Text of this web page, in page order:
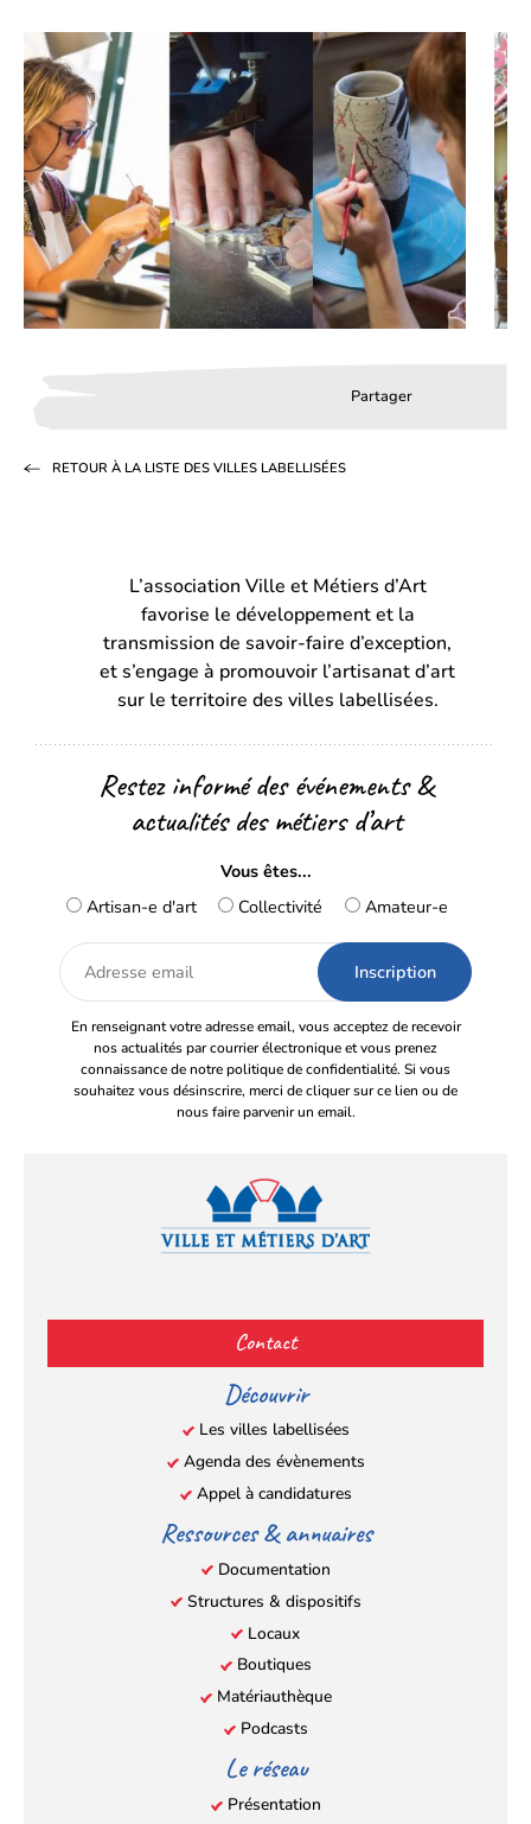
Partager
un
onglet)onglet)
RETOUR À LA LISTE DES VILLES LABELLISÉES
L’association Ville et Métiers d’Art
favorise le développement et la
transmission de savoir-faire d’exception,
et s’engage à promouvoir l’artisanat d’art
sur le territoire des villes labellisées.
Restez informé des événements &
actualités des métiers d’art
Vous êtes...
Artisan-e d'art
Collectivité Amateur-e
Adresse
email
En renseignant votre adresse email, vous acceptez de recevoir
nos actualités par courrier électronique et vous prenez
connaissance de notre politique de confidentialité. Si vous
souhaitez vous désinscrire, merci de cliquer sur ce lien ou de
nous faire parvenir un email.
(s’ouvre
dans
un
nouvel
onglet)
(s’ouvre
dans
un
nouvel
onglet)
(s’ouvre
dans
un
nouvel
onglet)
(s’ouvre
un
nouvel
onglet)
Contact
Découvrir
Les villes labellisées
Agenda des évènements
Appel à candidatures
Ressources & annuaires
Documentation
Structures & dispositifs
Locaux
Boutiques
Matériauthèque
Podcasts
Le réseau
Présentation